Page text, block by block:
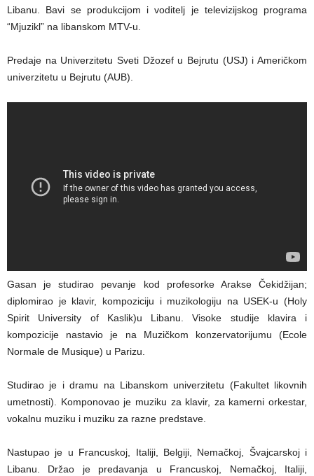
Libanu. Bavi se produkcijom i voditelj je televizijskog programa
“Mjuzikl” na libanskom MTV-u.
Predaje na Univerzitetu Sveti Džozef u Bejrutu (USJ) i Američkom
univerzitetu u Bejrutu (AUB).
Gasan je studirao pevanje kod profesorke Arakse Čekidžijan;
diplomirao je klavir, kompoziciju i muzikologiju na USEK-u (Holy
Spirit University of Kaslik)u Libanu. Visoke studije klavira i
kompozicije nastavio je na Muzičkom konzervatorijumu (Ecole
Normale de Musique) u Parizu.
Studirao je i dramu na Libanskom univerzitetu (Fakultet likovnih
umetnosti). Komponovao je muziku za klavir, za kamerni orkestar,
vokalnu muziku i muziku za razne predstave.
Nastupao je u Francuskoj, Italiji, Belgiji, Nemačkoj, Švajcarskoj i
Libanu. Držao je predavanja u Francuskoj, Nemačkoj, Italiji,